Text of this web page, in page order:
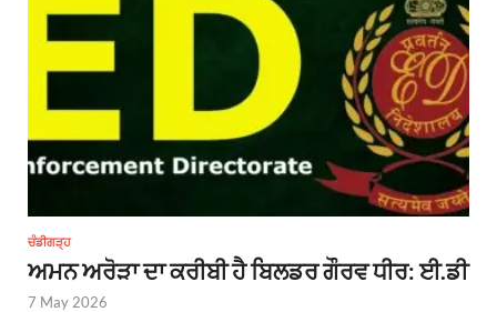
ਚੰਡੀਗੜ੍ਹ
ਅਮਨ ਅਰੋੜਾ ਦਾ ਕਰੀਬੀ ਹੈ ਬਿਲਡਰ ਗੌਰਵ ਧੀਰ: ਈ.ਡੀ
7 May 2026